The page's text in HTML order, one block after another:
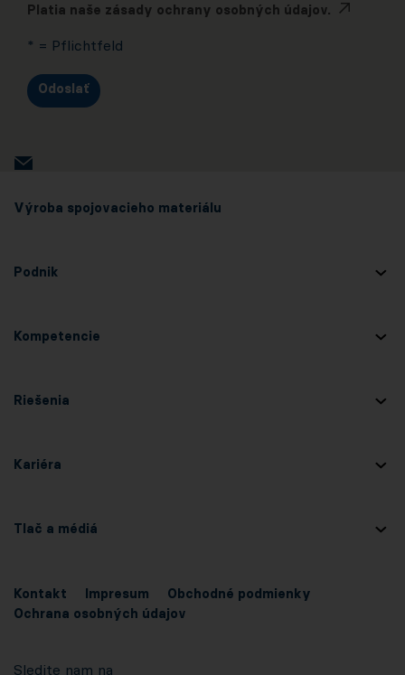
Platia naše zásady ochrany osobných údajov.
* = Pflichtfeld
Odoslať
Výroba spojovacieho materiálu
Podnik
Kompetencie
Riešenia
Kariéra
Tlač a médiá
Kontakt Impresum
Obchodné podmienky
Ochrana osobných údajov
Sledite nam na